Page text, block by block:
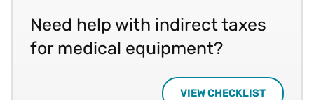
Need help with indirect taxes
for medical equipment?
VIEW CHECKLIST